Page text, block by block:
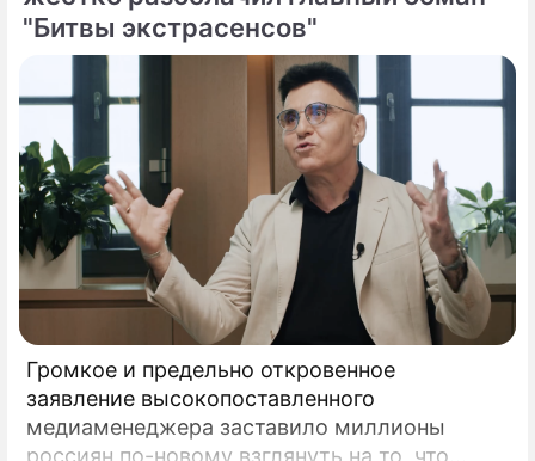
"Битвы экстрасенсов"
Громкое и предельно откровенное
заявление высокопоставленного
медиаменеджера заставило миллионы
россиян по-новому взглянуть на то, что